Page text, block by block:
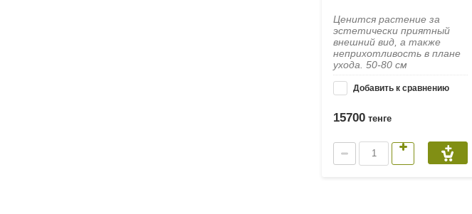
Ценится растение за
эстетически приятный
внешний вид, а также
неприхотливость в плане
ухода. 50-80 см
Добавить к сравнению
15700 тенге